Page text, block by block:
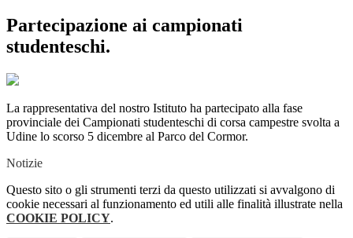
Partecipazione ai campionati
studenteschi.
La rappresentativa del nostro Istituto ha partecipato alla fase
provinciale dei Campionati studenteschi di corsa campestre svolta a
Udine lo scorso 5 dicembre al Parco del Cormor.
Notizie
Questo sito o gli strumenti terzi da questo utilizzati si avvalgono di
cookie necessari al funzionamento ed utili alle finalità illustrate nella
COOKIE POLICY.